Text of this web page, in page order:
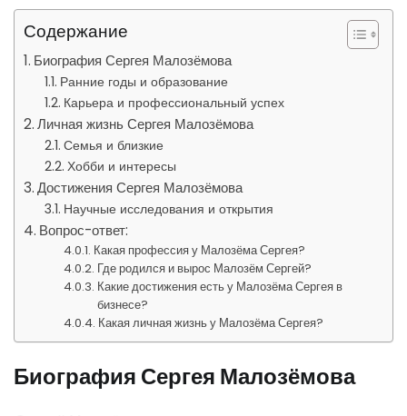
Содержание
Биография Сергея Малозёмова
Ранние годы и образование
Карьера и профессиональный успех
Личная жизнь Сергея Малозёмова
Семья и близкие
Хобби и интересы
Достижения Сергея Малозёмова
Научные исследования и открытия
Вопрос-ответ:
Какая профессия у Малозёма Сергея?
Где родился и вырос Малозём Сергей?
Какие достижения есть у Малозёма Сергея в
бизнесе?
Какая личная жизнь у Малозёма Сергея?
Биография Сергея Малозёмова